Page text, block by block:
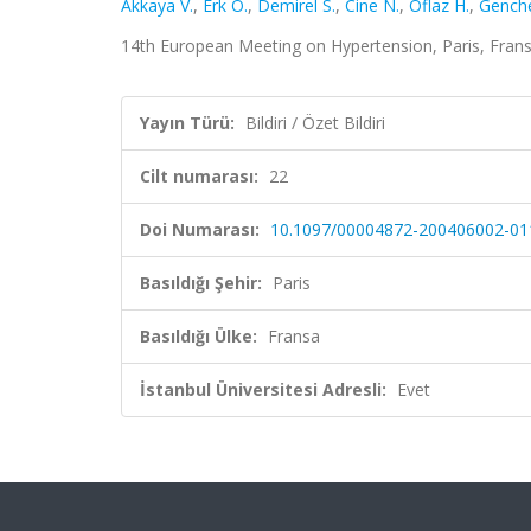
Akkaya V., Erk O., Demirel S., Cine N., Oflaz H.,
14th European Meeting on Hypertension, Paris,
Yayın Türü: Bildiri / Özet Bildiri
Cilt numarası: 22
Doi Numarası: 10.1097/00004872-200406002-
Basıldığı Şehir: Paris
Basıldığı Ülke: Fransa
İstanbul Üniversitesi Adresli: Evet